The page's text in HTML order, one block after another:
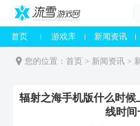
首页 游戏库 新闻资讯
您的位置：首页 > 新闻资讯 >
辐射之海手机版什么时
线时间